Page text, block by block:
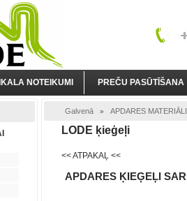
NOTEIKUMI PREČU PASŪTĪŠANA
Galvenā » APDARES MATERIĀLI
LODE ķieģeļi
<< ATPAKAĻ <<
APDARES ĶIEĢEĻI